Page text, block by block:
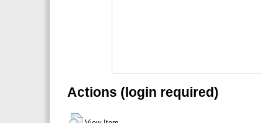
Actions (login required)